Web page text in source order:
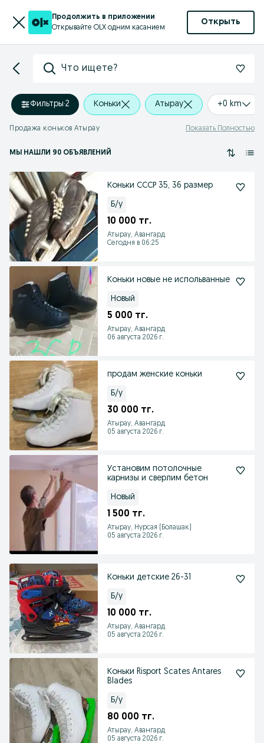
Продолжить в приложении
Открывайте OLX одним касанием
Открыть
Что ищете?
Фильтры·2 Коньки Атырау +0 km
Продажа коньков Атырау Показать Полностью
МЫ НАШЛИ 90 ОБЪЯВЛЕНИЙ
Коньки СССР 35, 36 размер
Б/у
10 000 тг.
Атырау, Авангард
Сегодня в 06:25
Коньки новые не испольванные
Новый
5 000 тг.
Атырау, Авангард
06 августа 2026 г.
продам женские коньки
Б/у
30 000 тг.
Атырау, Авангард
05 августа 2026 г.
Установим потолочные
карнизы и сверлим бетон
Новый
1 500 тг.
Атырау, Нурсая (Болашак)
05 августа 2026 г.
Коньки детские 26-31
Б/у
10 000 тг.
Атырау, Авангард
05 августа 2026 г.
Коньки Risport Scates Antares
Blades
Б/у
80 000 тг.
Атырау, Авангард
05 августа 2026 г.